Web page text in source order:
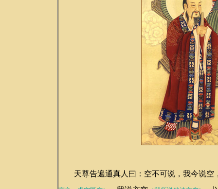
天尊告遍通真人曰：空不可说，我今说空